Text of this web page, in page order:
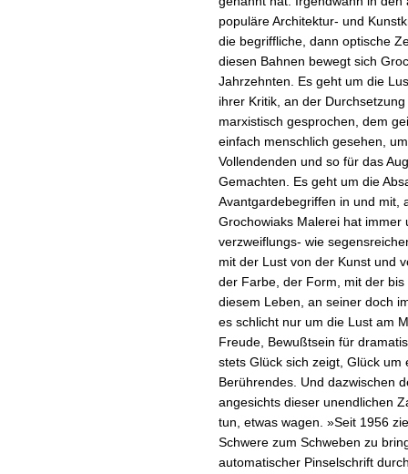
populäre Architektur- und
die begriffliche, dann optische
diesen Bahnen bewegt sich
Jahrzehnten. Es geht um die
ihrer Kritik, an der
marxistisch gesprochen, dem
einfach menschlich gesehen,
Vollendenden und so für das
Gemachten. Es geht um die
Avantgardebegriffen in und mit,
Grochowiaks Malerei hat
verzweiflungs- wie
mit der Lust von der Kunst und
der Farbe, der Form, mit der
diesem Leben, an seiner doch
es schlicht nur um die Lust am
Freude, Bewußtsein für
stets Glück sich zeigt, Glück
Berührendes. Und dazwischen
angesichts dieser unendlichen
tun, etwas wagen. »Seit 1956
Schwere zum Schweben zu
automatischer Pinselschrift